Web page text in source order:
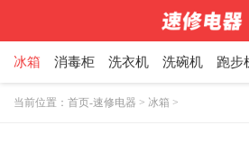
冰箱 消毒柜 洗衣机 洗碗机 跑步
当前位置： 首页-速修电器 > 冰箱 >